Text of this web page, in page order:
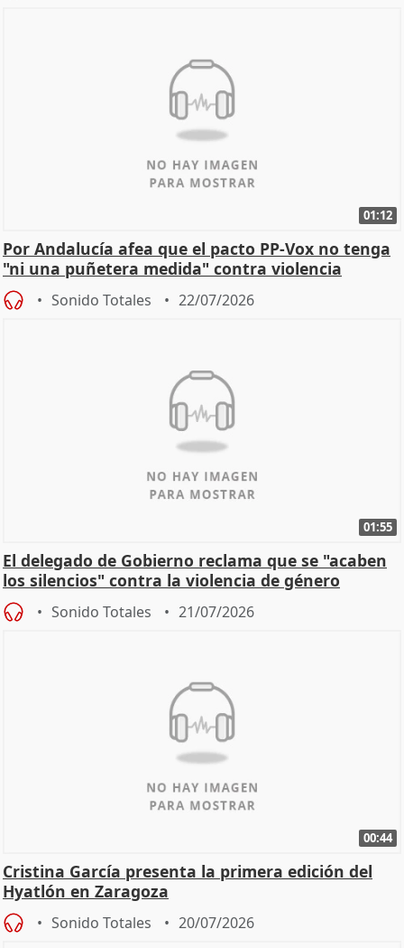
01:12
Por Andalucía afea que el pacto PP-Vox no tenga
"ni una puñetera medida" contra violencia
machista
Sonido Totales 22/07/2026
01:55
El delegado de Gobierno reclama que se "acaben
los silencios" contra la violencia de género
Sonido Totales 21/07/2026
00:44
Cristina García presenta la primera edición del
Hyatlón en Zaragoza
Sonido Totales 20/07/2026